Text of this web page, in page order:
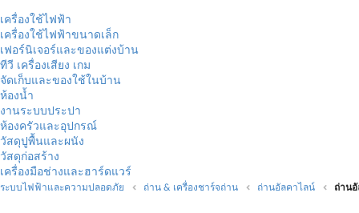
เครื่องใช้ไฟฟ้า
เครื่องใช้ไฟฟ้าขนาดเล็ก
เฟอร์นิเจอร์และของแต่งบ้าน
ทีวี เครื่องเสียง เกม
จัดเก็บและของใช้ในบ้าน
ห้องน้ำ
งานระบบประปา
ห้องครัวและอุปกรณ์
วัสดุปูพื้นและผนัง
วัสดุก่อสร้าง
เครื่องมือช่างและฮาร์ดแวร์
ระบบไฟฟ้าและความปลอดภัย ถ่าน & เครื่องชาร์จถ่าน ถ่านอัลคาไลน์ ถ่านอั